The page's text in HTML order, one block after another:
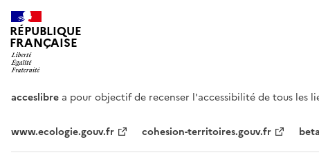
RÉPUBLIQUE
FRANÇAISE
acceslibre a pour objectif de recenser l'accessibilité de tous les
www.ecologie.gouv.fr cohesion-territoires.gouv.fr